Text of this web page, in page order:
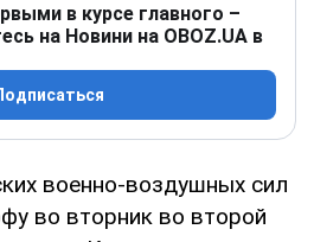
в курсе главного –
на Новини на OBOZ.UA в
военно-воздушных сил
во вторник во второй